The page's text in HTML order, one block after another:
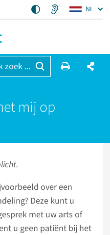
NL
zoek ...
mij op
over een
Deze kunt u
met uw arts of
u geen patiënt bij het